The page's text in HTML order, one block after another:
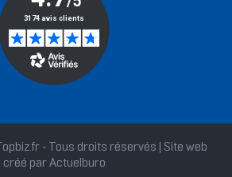
- Tous droits réservés | Site web
créé par Actuelburo